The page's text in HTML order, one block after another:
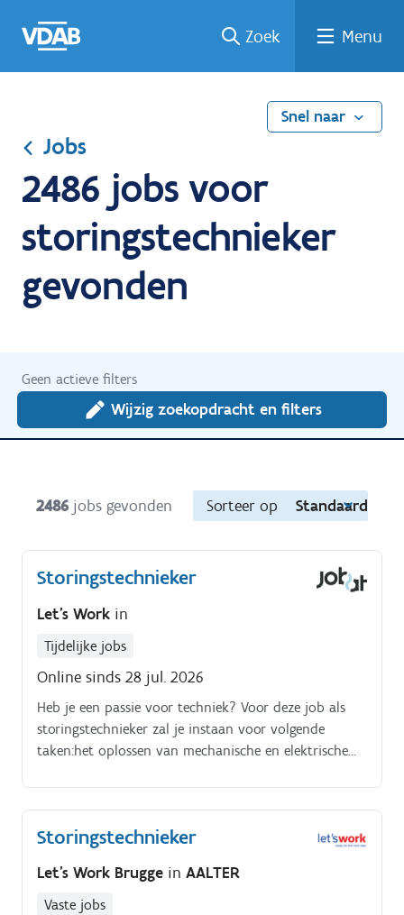
naar
een
een
job
naar
Zoek Menu
Snel naar
Jobs
2486 jobs voor
storingstechnieker
gevonden
Geen actieve filters
Wijzig zoekopdracht en filters
2486 jobs gevonden Sorteer op Standaard
Storingstechnieker
Let's Work in
Tijdelijke jobs
Online sinds 28 jul. 2026
Heb je een passie voor techniek? Voor deze job als
storingstechnieker zal je instaan voor volgende
taken:het oplossen van mechanische en elektrische
machineonderdelenook zorg je voor de optimalisatie
van productieapparatuurtijdens deze taken houd je
steeds rekening met de veiligheidsprocedures
Storingstechnieker
Let's Work Brugge in AALTER
Vaste jobs